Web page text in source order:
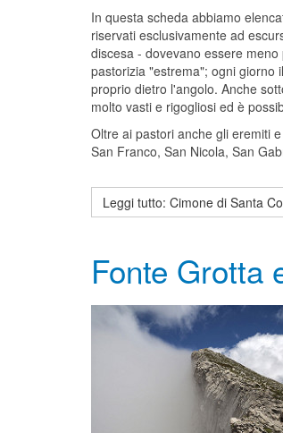
In questa scheda abbiamo
riservati esclusivamente ad
discesa - dovevano essere
pastorizia "estrema"; ogni giorno
proprio dietro l'angolo. Anche
molto vasti e rigogliosi ed è
Oltre ai pastori anche gli eremiti
San Franco, San Nicola, San
Leggi tutto: Cimone di Santa
Fonte Grotta